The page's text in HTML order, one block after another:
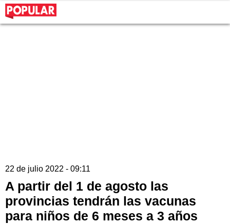
22 de julio 2022 - 09:11
A partir del 1 de agosto las
provincias tendrán las vacunas
para niños de 6 meses a 3 años